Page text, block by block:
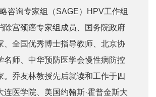
咨询专家组（SAGE）HPV工作组
除宫颈癌专家组成员、国务院政府
、全国优秀博士指导教师、北京协
名师、中华预防医学会慢性病防控
。乔友林教授先后就读和工作于四
连医学院、美国约翰斯·霍普金斯大